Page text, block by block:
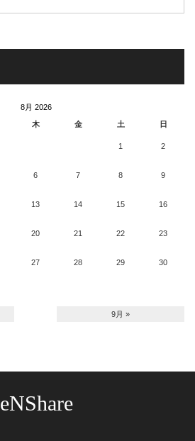
8月 2026
木 金 土 日
1 2
6 7 8 9
13 14 15 16
20 21 22 23
27 28 29 30
9月 »
eNShare